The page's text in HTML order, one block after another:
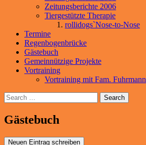
Zeitungsberichte 2006
Tiergestützte Therapie
rollidogs`Nose-to-Nose
Termine
Regenbogenbrücke
Gästebuch
Gemeinnützige Projekte
Vortraining
Vortraining mit Fam. Fuhrmann
Search
Gästebuch